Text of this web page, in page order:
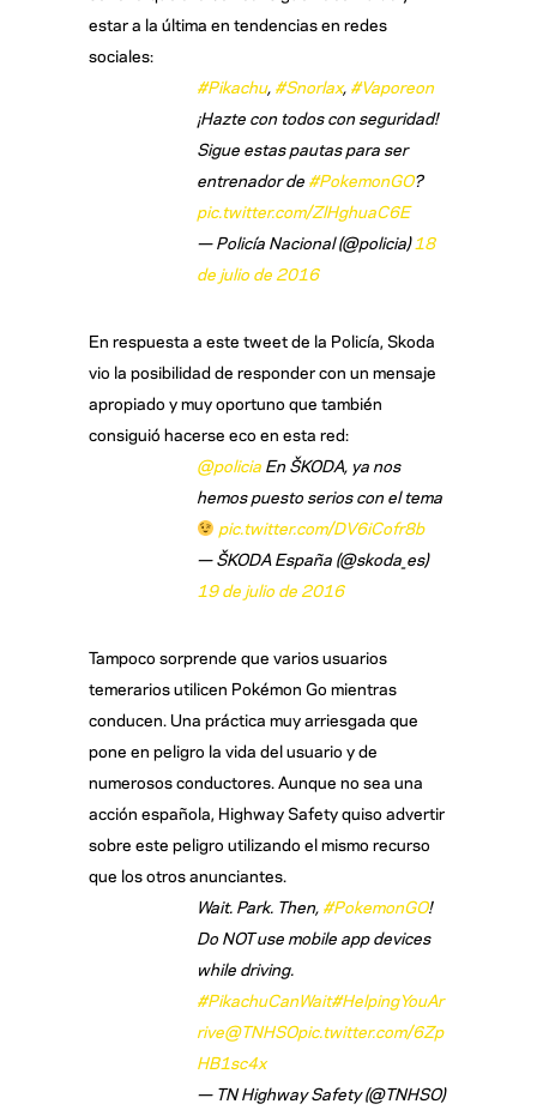
estar a la última en tendencias en redes
sociales:
#Pikachu, #Snorlax, #Vaporeon
¡Hazte con todos con seguridad!
Sigue estas pautas para ser
entrenador de #PokemonGO?
pic.twitter.com/ZlHghuaC6E
— Policía Nacional (@policia) 18
de julio de 2016
En respuesta a este tweet de la Policía, Skoda
vio la posibilidad de responder con un mensaje
apropiado y muy oportuno que también
consiguió hacerse eco en esta red:
@policia En ŠKODA, ya nos
hemos puesto serios con el tema
pic.twitter.com/DV6iCofr8b
— ŠKODA España (@skoda_es)
19 de julio de 2016
Tampoco sorprende que varios usuarios
temerarios utilicen Pokémon Go mientras
conducen. Una práctica muy arriesgada que
pone en peligro la vida del usuario y de
numerosos conductores. Aunque no sea una
acción española, Highway Safety quiso advertir
sobre este peligro utilizando el mismo recurso
que los otros anunciantes.
Wait. Park. Then, #PokemonGO!
Do NOT use mobile app devices
while driving.
#PikachuCanWait#HelpingYouAr
rive@TNHSOpic.twitter.com/6Zp
HB1sc4x
— TN Highway Safety (@TNHSO)